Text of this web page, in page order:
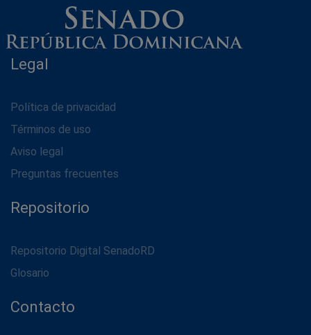
Legal
Política de privacidad
Términos de uso
Aviso legal
Preguntas frecuentes
Repositorio
Repositorio Digital SenadoRD
Glosario
Contacto